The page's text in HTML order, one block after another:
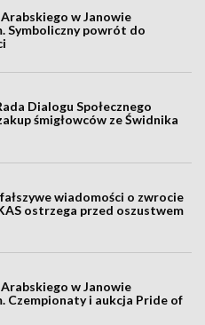
w Janowie
Symboliczny powrót do
Dialogu Społecznego
śmigłowców ze Świdnika
wiadomości o zwrocie
ostrzega przed oszustwem
w Janowie
Czempionaty i aukcja Pride of